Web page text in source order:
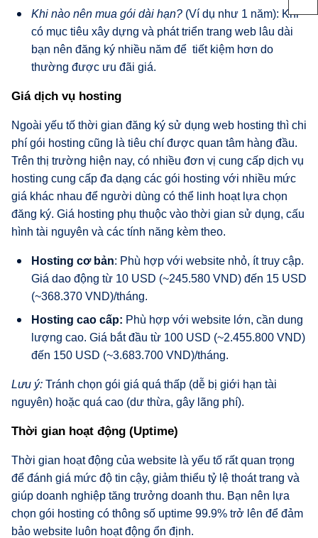
​Khi nào nên mua gói dài hạn? (Ví dụ như 1 năm): Khi
có mục tiêu xây dựng và phát triển trang web lâu dài
bạn nên đăng ký nhiều năm để tiết kiệm hơn do
thường được ưu đãi giá.
​Giá dịch vụ hosting
Ngoài yếu tố thời gian đăng ký sử dụng web hosting thì chi
phí gói hosting cũng là tiêu chí được quan tâm hàng đầu.
Trên thị trường hiện nay, có nhiều đơn vị cung cấp dịch vụ
hosting cung cấp đa dạng các gói hosting với nhiều mức
giá khác nhau để người dùng có thể linh hoạt lựa chọn
đăng ký. Giá hosting phụ thuộc vào thời gian sử dụng, cấu
hình tài nguyên và các tính năng kèm theo.
Hosting cơ bản: Phù hợp với website nhỏ, ít truy cập.
Giá dao động từ 10 USD (~245.580 VND) đến 15 USD
(~368.370 VND)/tháng.
Hosting cao cấp: Phù hợp với website lớn, cần dung
lượng cao. Giá bắt đầu từ 100 USD (~2.455.800 VND)
đến 150 USD (~3.683.700 VND)/tháng.
Lưu ý: Tránh chọn gói giá quá thấp (dễ bị giới hạn tài
nguyên) hoặc quá cao (dư thừa, gây lãng phí).
Thời gian hoạt động (Uptime)
Thời gian hoạt động của website là yếu tố rất quan trọng
để đánh giá mức độ tin cậy, giảm thiểu tỷ lệ thoát trang và
giúp doanh nghiệp tăng trưởng doanh thu. Bạn nên lựa
chọn gói hosting có thông số uptime 99.9% trở lên để đảm
bảo website luôn hoạt động ổn định.